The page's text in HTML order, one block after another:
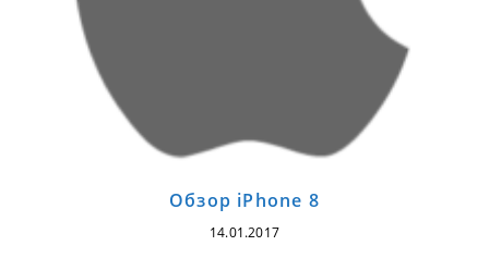
Обзор iPhone 8
14.01.2017